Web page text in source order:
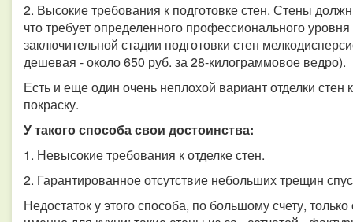
2. Высокие требования к подготовке стен. Стены
что требует определенного профессионального
заключительной стадии подготовки стен
дешевая - около 650 руб. за 28-килограммовое ведро).
Есть и еще один очень неплохой вариант отделки стен
покраску.
У такого способа свои достоинства:
1. Невысокие требования к отделке стен.
2. Гарантированное отсутствие небольших трещин
Недостаток у этого способа, по большому счету,